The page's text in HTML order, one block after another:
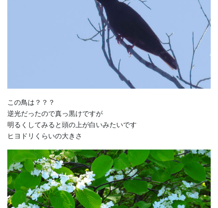
この鳥は？？？
逆光だったので真っ黒けですが
明るくしてみると頭の上が白いみたいです
ヒヨドリくらいの大きさ